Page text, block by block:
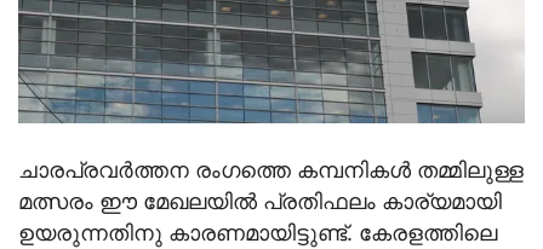
ചാരപ്രവര്‍ത്തന രംഗത്തെ കമ്പനികള്‍ തമ്മിലുള്ള
മത്സരം ഈ മേഖലയില്‍ പ്രതിഫലം കാര്യമായി
ഉയരുന്നതിനു കാരണമായിട്ടുണ്ട്. കേരളത്തിലെ